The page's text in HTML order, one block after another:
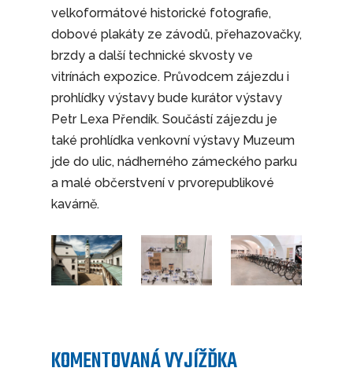
velkoformátové historické fotografie,
dobové plakáty ze závodů, přehazovačky,
brzdy a další technické skvosty ve
vitrínách expozice. Průvodcem zájezdu i
prohlídky výstavy bude kurátor výstavy
Petr Lexa Přendík. Součástí zájezdu je
také prohlídka venkovní výstavy Muzeum
jde do ulic, nádherného zámeckého parku
a malé občerstvení v prvorepublikové
kavárně.
KOMENTOVANÁ VYJÍŽĎKA